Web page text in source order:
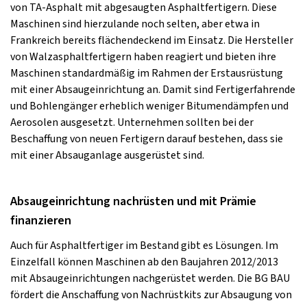
von TA-Asphalt mit abgesaugten Asphaltfertigern. Diese
Maschinen sind hierzulande noch selten, aber etwa in
Frankreich bereits flächendeckend im Einsatz. Die Hersteller
von Walzasphaltfertigern haben reagiert und bieten ihre
Maschinen standardmäßig im Rahmen der Erstausrüstung
mit einer Absaugeinrichtung an. Damit sind Fertigerfahrende
und Bohlengänger erheblich weniger Bitumendämpfen und
Aerosolen ausgesetzt. Unternehmen sollten bei der
Beschaffung von neuen Fertigern darauf bestehen, dass sie
mit einer Absauganlage ausgerüstet sind.
Absaugeinrichtung nachrüsten und mit Prämie
finanzieren
Auch für Asphaltfertiger im Bestand gibt es Lösungen. Im
Einzelfall können Maschinen ab den Baujahren 2012/2013
mit Absaugeinrichtungen nachgerüstet werden. Die BG BAU
fördert die Anschaffung von Nachrüstkits zur Absaugung von